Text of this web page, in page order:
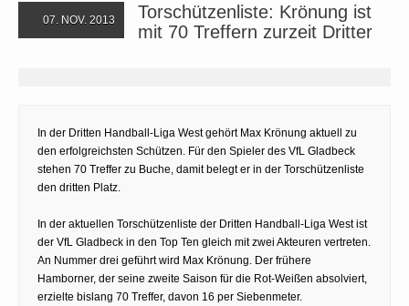
07. NOV. 2013
Torschützenliste: Krönung ist
mit 70 Treffern zurzeit Dritter
In der Dritten Handball-Liga West gehört Max Krönung aktuell zu
den erfolgreichsten Schützen. Für den Spieler des VfL Gladbeck
stehen 70 Treffer zu Buche, damit belegt er in der Torschützenliste
den dritten Platz.
In der aktuellen Torschützenliste der Dritten Handball-Liga West ist
der VfL Gladbeck in den Top Ten gleich mit zwei Akteuren vertreten.
An Nummer drei geführt wird Max Krönung. Der frühere
Hamborner, der seine zweite Saison für die Rot-Weißen absolviert,
erzielte bislang 70 Treffer, davon 16 per Siebenmeter.